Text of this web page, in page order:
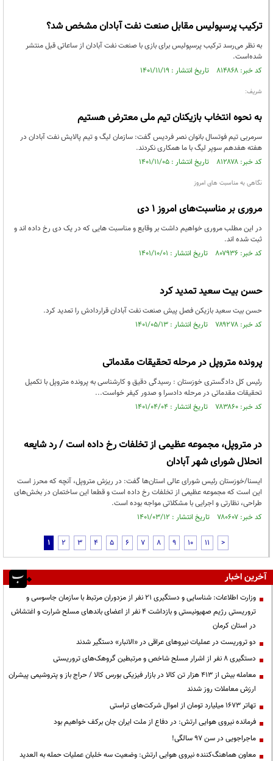
ترکیب پرسپولیس مقابل صنعت نفت آبادان مشخص شد؟
به نظر می‌رسد ترکیب پرسپولیس برای بازی با صنعت نفت آبادان از ساعاتی قبل منتشر
شده‌است.
کد خبر: ۸۱۴۸۶۸ تاریخ انتشار : ۱۴۰۱/۱۱/۱۹
شریف:
به نحوه انتخاب بازیکنان تیم ملی معترض هستیم
سرمربی تیم فوتسال بانوان نصر فردیس گفت: سازمان لیگ و تیم پالایش نفت آبادان در
هفته هفدهم سوپر لیگ با ما همکاری نکردند.
کد خبر: ۸۱۲۸۷۸ تاریخ انتشار : ۱۴۰۱/۱۱/۰۵
نگاهی به مناسبت های امروز
مروری بر مناسبت‌های امروز ۱ دی
در این مطلب مروری خواهیم داشت بر وقایع و مناسبت هایی که در یک دی رخ داده اند و
ثبت شده اند.
کد خبر: ۸۰۷۹۳۶ تاریخ انتشار : ۱۴۰۱/۱۰/۰۱
حسن بیت سعید تمدید کرد
حسن بیت سعید بازیکن فصل پیش صنعت نفت آبادان قراردادش را تمدید کرد.
کد خبر: ۷۸۹۲۷۸ تاریخ انتشار : ۱۴۰۱/۰۵/۱۳
پرونده متروپل در مرحله تحقیقات مقدماتی
رئیس کل دادگستری خوزستان : رسیدگی دقیق و کارشناسی به پرونده متروپل با تکمیل
تحقیقات مقدماتی در مرحله دادسرا و صدور کیفر خواست...
کد خبر: ۷۸۳۸۶۰ تاریخ انتشار : ۱۴۰۱/۰۴/۰۴
در متروپل، مجموعه عظیمی از تخلفات رخ داده است / رد شایعه
انحلال شورای شهر آبادان
ایسنا/خوزستان رئیس شورای عالی استان‌ها گفت: در ریزش متروپل، آنچه که محرز است
این است که مجموعه عظیمی از تخلفات رخ داده است و قطعا این ساختمان در بخش‌های
طراحی، نظارتی و اجرایی با مشکلاتی مواجه بوده است.
کد خبر: ۷۸۰۶۰۷ تاریخ انتشار : ۱۴۰۱/۰۳/۱۲
1 2 3 4 5 6 7 8 9 10 11 >
آخرین اخبار
وزارت اطلاعات: شناسایی و دستگیری ۲۱ نفر از مزدوران مرتبط با سازمان جاسوسی و
تروریستی رژیم صهیونیستی و بازداشت ۴ نفر از اعضای باندهای مسلح شرارت و اغتشاش
در استان کرمان
دو تروریست در عملیات نیروهای عراقی در «الانبار» دستگیر شدند
دستگیری ۸ نفر از اشرار مسلح شاخص و مرتبطین گروهک‌های تروریستی
معامله بیش از ۴۱۳ هزار تن کالا در بازار فیزیکی بورس کالا / حراج باز و پتروشیمی پیشران
ارزش معاملات روز شدند
تهاتر ۱۶۷۳ میلیارد تومان از اموال شرکت‌های تراستی
فرمانده نیروی هوایی ارتش: در دفاع از ملت ایران جان برکف خواهیم بود
ماجراجویی در سن ۹۷ سالگی!
معاون هماهنگ‌کننده نیروی هوایی ارتش: وضعیت سه خلبان عملیات حمله به العدید